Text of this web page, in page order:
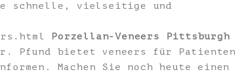
schnelle, vielseitige und
Porzellan-Veneers Pittsburgh
Pfund bietet veneers für Patienten
Machen Sie noch heute einen